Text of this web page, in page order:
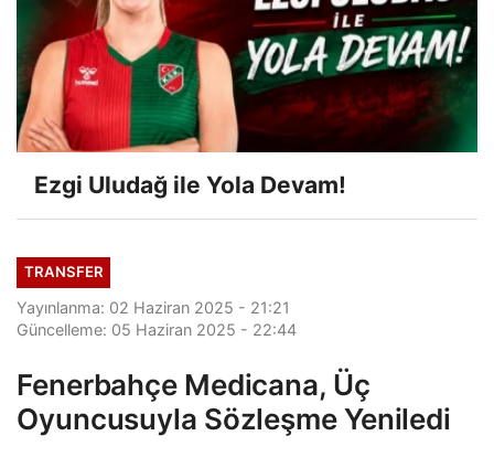
Ezgi Uludağ ile Yola Devam!
TRANSFER
Yayınlanma: 02 Haziran 2025 - 21:21
Güncelleme: 05 Haziran 2025 - 22:44
Fenerbahçe Medicana, Üç
Oyuncusuyla Sözleşme Yeniledi